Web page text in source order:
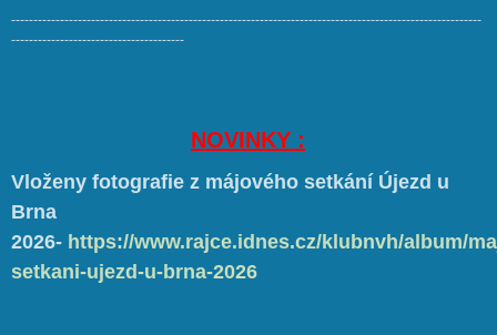
----------------------------------------------------------------------------------------------------------
---------------------------------------
NOVINKY :
Vloženy fotografie z májového setkání Újezd u
Brna
2026- https://www.rajce.idnes.cz/klubnvh/album/
setkani-ujezd-u-brna-2026